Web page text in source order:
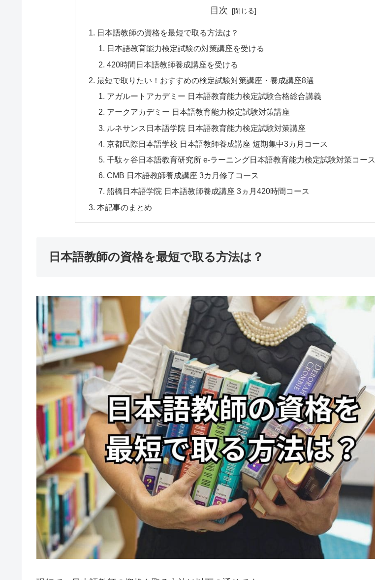
目次
日本語教師の資格を最短で取る方法は？
日本語教育能力検定試験の対策講座を受ける
420時間日本語教師養成講座を受ける
最短で取りたい！おすすめの検定試験対策講座・養成講座8選
アガルートアカデミー 日本語教育能力検定試験合格総合講義
アークアカデミー 日本語教育能力検定試験対策講座
ルネサンス日本語学院 日本語教育能力検定試験対策講座
京都民際日本語学校 日本語教師養成講座 短期集中3カ月コース
千駄ヶ谷日本語教育研究所 e-ラーニング日本語教育能力検定試験対策コース
CMB 日本語教師養成講座 3カ月修了コース
船橋日本語学院 日本語教師養成講座 3ヵ月420時間コース​
本記事のまとめ
日本語教師の資格を最短で取る方法は？